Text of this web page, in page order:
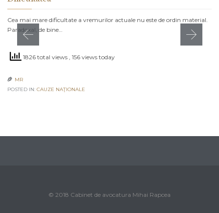
Cea mai mare dificultate a vremurilor actuale nu este de ordin material.
Paradoxal, de bine…
1826 total views , 156 views today
 MR
POSTED IN: CAUZE NAŢIONALE
© 2018 Cabinet de avocatura Mihai Rapcea